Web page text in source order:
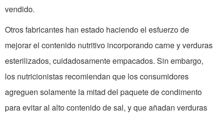
vendido.
Otros fabricantes han estado haciendo el esfuerzo de
mejorar el contenido nutritivo incorporando carne y verduras
esterilizados, cuidadosamente empacados. Sin embargo,
los nutricionistas recomiendan que los consumidores
agreguen solamente la mitad del paquete de condimento
para evitar al alto contenido de sal, y que añadan verduras